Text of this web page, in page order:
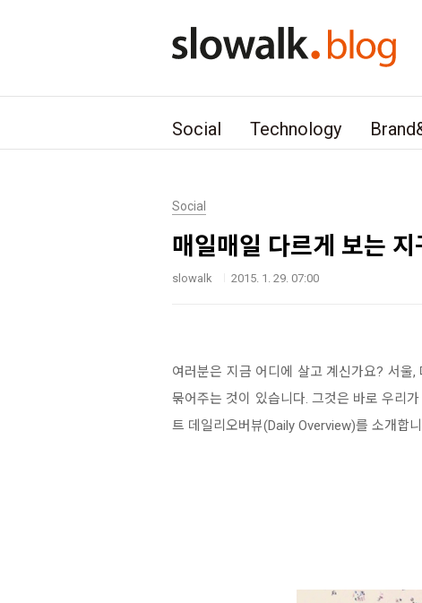
Social Technology
Social
매일매일 다르게 보는
slowalk 2015. 1. 29. 07:00
여러분은 지금 어디에 살고 계신가요? 서울
묶어주는 것이 있습니다. 그것은 바로 우리
트 데일리오버뷰(Daily Overview)를 소개합